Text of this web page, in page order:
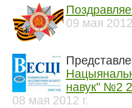
09 мая 2012
навук" №2
08 мая 2012 г.